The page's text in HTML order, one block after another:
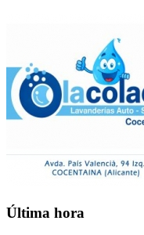
Última hora